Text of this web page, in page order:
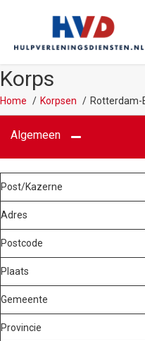
Korps
Home Korpsen Rotterdam-
Algemeen
Post/Kazerne
Adres
Postcode
Plaats
Gemeente
Provincie